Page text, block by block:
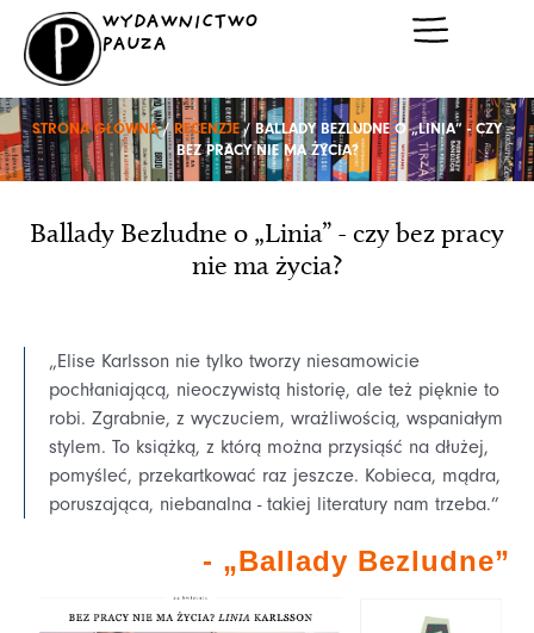
Przejdź
treści
WYDAWNICTWO
PAUZA
STRONA GŁÓWNA/RECENZJE/ BALLADY BEZLUDNE O „LINIA” - CZY
BEZ PRACY NIE MA ŻYCIA?
Ballady Bezludne o „Linia” - czy bez pracy
nie ma życia?
„Elise Karlsson nie tylko tworzy niesamowicie
pochłaniającą, nieoczywistą historię, ale też pięknie to
robi. Zgrabnie, z wyczuciem, wrażliwością, wspaniałym
stylem. To książką, z którą można przysiąść na dłużej,
pomyśleć, przekartkować raz jeszcze. Kobieca, mądra,
poruszająca, niebanalna - takiej literatury nam trzeba.”
- „Ballady Bezludne”